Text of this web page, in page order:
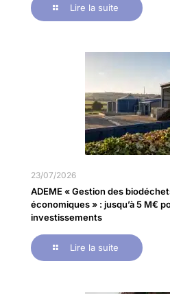
Lire la suite
23/07/2026
ADEME « Gestion des
économiques » : jusqu’à 5 M€
investissements
Lire la suite